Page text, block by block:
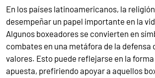
En los países latinoamericanos, la
desempeñar un papel importante en la
Algunos boxeadores se convierten en
combates en una metáfora de la defensa
valores. Esto puede reflejarse en la
apuesta, prefiriendo apoyar a aquellos